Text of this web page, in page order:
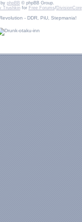
by phpBB © phpBB Group.
Trushkinfor Free Forums/DivisionCore